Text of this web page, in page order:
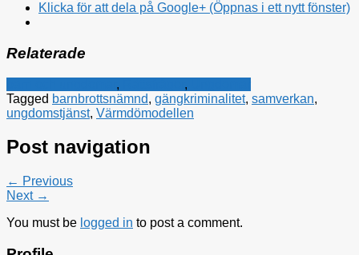
Klicka för att dela på Google+ (Öppnas i ett nytt fönster)
Relaterade
, ,
Tagged barnbrottsnämnd, gängkriminalitet, samverkan,
ungdomstjänst, Värmdömodellen
Post navigation
← Previous
Next →
You must be logged in to post a comment.